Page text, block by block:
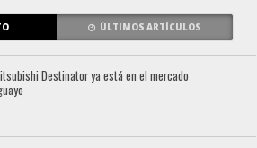
ÚLTIMOS ARTÍCULOS
Destinator ya está en el mercado